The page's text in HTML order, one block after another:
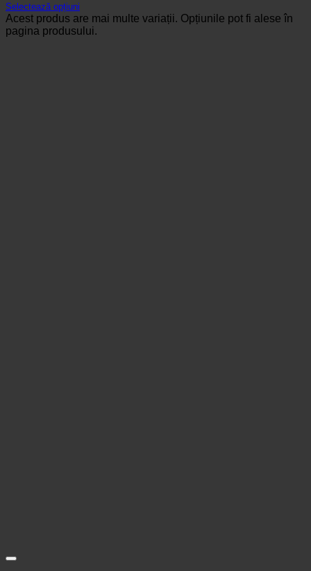
Selectează opțiuni
Acest produs are mai multe variații. Opțiunile pot fi alese în
pagina produsului.